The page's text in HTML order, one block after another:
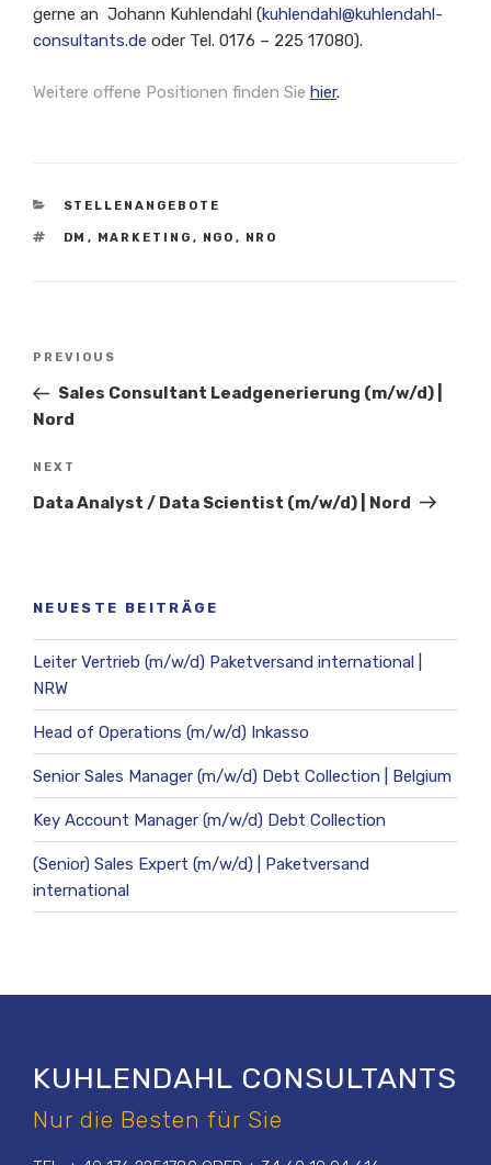
gerne an Johann Kuhlendahl (kuhlendahl@kuhlendahl-
consultants.de oder Tel. 0176 – 225 17080).
Weitere offene Positionen finden Sie hier.
CATEGORIES
STELLENANGEBOTE
TAGS
DM , MARKETING , NGO , NRO
Beitragsnavigation
Previous
Post
PREVIOUS
Sales Consultant Leadgenerierung (m/w/d) |
Nord
Next
Post
NEXT
Data Analyst / Data Scientist (m/w/d) | Nord
NEUESTE BEITRÄGE
Leiter Vertrieb (m/w/d) Paketversand international |
NRW
Head of Operations (m/w/d) Inkasso
Senior Sales Manager (m/w/d) Debt Collection | Belgium
Key Account Manager (m/w/d) Debt Collection
(Senior) Sales Expert (m/w/d) | Paketversand
international
KUHLENDAHL CONSULTANTS
Nur die Besten für Sie